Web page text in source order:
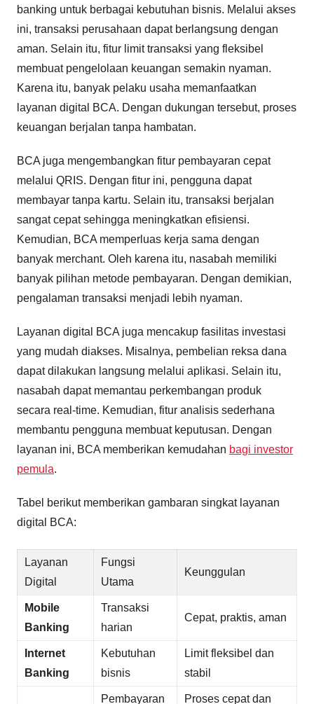
banking untuk berbagai kebutuhan bisnis. Melalui akses
ini, transaksi perusahaan dapat berlangsung dengan
aman. Selain itu, fitur limit transaksi yang fleksibel
membuat pengelolaan keuangan semakin nyaman.
Karena itu, banyak pelaku usaha memanfaatkan
layanan digital BCA. Dengan dukungan tersebut, proses
keuangan berjalan tanpa hambatan.
BCA juga mengembangkan fitur pembayaran cepat
melalui QRIS. Dengan fitur ini, pengguna dapat
membayar tanpa kartu. Selain itu, transaksi berjalan
sangat cepat sehingga meningkatkan efisiensi.
Kemudian, BCA memperluas kerja sama dengan
banyak merchant. Oleh karena itu, nasabah memiliki
banyak pilihan metode pembayaran. Dengan demikian,
pengalaman transaksi menjadi lebih nyaman.
Layanan digital BCA juga mencakup fasilitas investasi
yang mudah diakses. Misalnya, pembelian reksa dana
dapat dilakukan langsung melalui aplikasi. Selain itu,
nasabah dapat memantau perkembangan produk
secara real-time. Kemudian, fitur analisis sederhana
membantu pengguna membuat keputusan. Dengan
layanan ini, BCA memberikan kemudahan bagi investor
pemula.
Tabel berikut memberikan gambaran singkat layanan
digital BCA:
Layanan
Digital
Fungsi
Utama
Keunggulan
Mobile
Banking
Transaksi
harian
Cepat, praktis, aman
Internet
Banking
Kebutuhan
bisnis
Limit fleksibel dan
stabil
Pembayaran Proses cepat dan